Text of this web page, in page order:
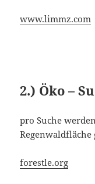
www.limmz.com
2.) Öko –
pro Suche
Regenwaldfläche
forestle.org